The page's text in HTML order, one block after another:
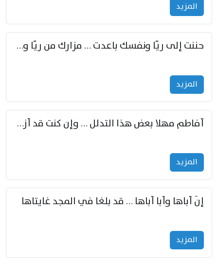
المزید
حننت إلى ريّا ونفسك باعدت … مزارك من ريّا وشعباكما معا
المزید
أفاطم مهلا بعض هذا التدلل … وإن كنت قد أزمعت صرمي فأجملي
المزید
إنّ أباها وأبا أباها … قد بلغا في المجد غايتاها
المزید